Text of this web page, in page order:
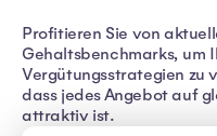
Profitieren Sie von
Gehaltsbenchmarks, um
Vergütungsstrategien zu
dass jedes Angebot auf
attraktiv ist.